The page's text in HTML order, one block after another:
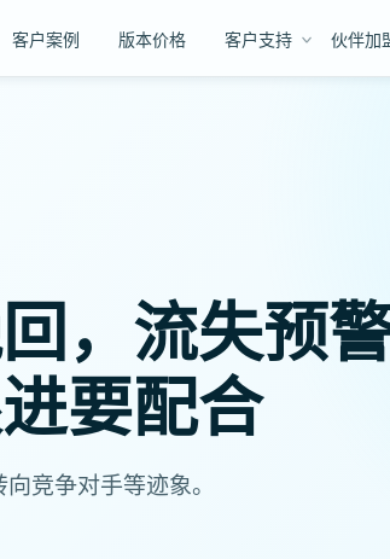
客户案例 版本价格 客户支持 伙伴加
，流失预警
要配合
竞争对手等迹象。